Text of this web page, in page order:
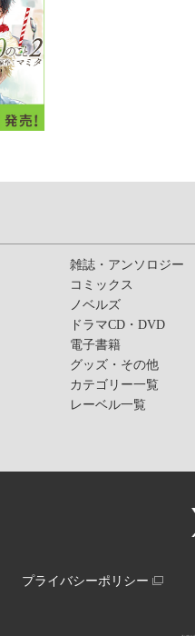
雑誌・アンソロジー
コミックス
ノベルズ
ドラマCD・DVD
電子書籍
グッズ・その他
カテゴリー一覧
レーベル一覧
プライバシーポリシー